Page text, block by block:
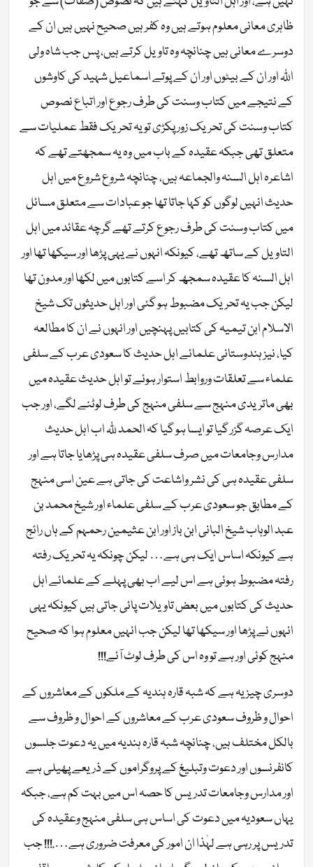
ظاہری معانی معلوم ہوتے ہیں وہ کفر ہیں صحیح نہیں ہیں ان کے
دوسرے معانی ہیں چنانچہ وہ تاویل کرتے ہیں، پس جب شاہ ولی
اللّٰہ اور ان کے بیٹوں اور ان کے پوتے اسماعیل شہید کی کاوشوں
کے نتیجے میں کتاب وسنت کی طرف رجوع اور اتباع نصوص
کتاب وسنت کی تحریک زور پکڑی تو یہ تحریک فقط عملیات سے
متعلق تھی جبکہ عقیدہ کے باب میں وہ یہ سمجھتے تھے کہ
اشاعرہ اہل السنہ والجماعہ ہیں، چنانچہ شروع شروع میں اہل
حدیث انہیں لوگوں کو کہا جاتا تھا جو عبادات سے متعلق مسائل
میں کتاب وسنت کی طرف رجوع کرتے تھے گرچہ عقائد میں اہل
التاویل کے ساتھ تھے، کیونکہ انہوں نے یہی پڑھا اور سیکھا تھا اور
اہل السنہ کا عقیدہ سمجھ کر اسے کتابوں میں لکھا اور مدون تھا
لیکن جب یہ تحریک مضبوط ہو گئی اور اہل حدیثوں تک شیخ
الاسلام ابن تیمیہ کی کتابیں پہنچیں اور انہوں نے ان کا مطالعہ
کیا، نیز ہندوستانی علمائے اہل حدیث کا سعودی عرب کے سلفی
علماء سے تعلقات وروابط استوار ہوئے تو اہل حدیث عقیدہ میں
بھی ماتریدی منہج سے سلفی منہج کی طرف لوٹنے لگے، اور جب
ایک عرصہ گزر گیا تو ایسا ہو گیا کہ الحمد للّٰہ اب اہل حدیث
مدارس وجامعات میں صرف سلفی عقیدہ ہی پڑھایا جاتا ہے اور
سلفی عقیدہ ہی کی نشر واشاعت کی جاتی ہے عین اسی منہج
کے مطابق جو سعودی عرب کے سلفی علماء اور شیخ محمد بن
عبد الوہاب شیخ البانی ابن باز اور ابن عثیمین رحمہم کے ہاں رائج
ہے کیونکہ اساس ایک ہی ہے… لیکن چونکہ یہ تحریک رفتہ
رفتہ مضبوط ہوئی ہے اس لیے اب بھی پہلے کے علمائے اہل
حدیث کی کتابوں میں بعض تاویلات پائی جاتی ہیں کیونکہ یہی
انہوں نے پڑھا اور سیکھا تھا لیکن جب انہیں معلوم ہوا کہ صحیح
منہج کوئی اور ہے تو وہ اس کی طرف لوٹ آئے!!!
دوسری چیز یہ ہے کہ شبہ قارہ ہندیہ کے ملکوں کے معاشروں کے
احوال و ظروف سعودی عرب کے معاشروں کے احوال و ظروف سے
بالکل مختلف ہیں، چنانچہ شبہ قارہ ہندیہ میں یہ دعوت جلسوں
کانفرنسوں اور دعوت وتبلیغ کے پروگراموں کے ذریعے پھیلی ہے
اور مدارس وجامعات تدریس کا حصہ اس میں بہت کم ہے، جبکہ
یہاں سعودیہ میں دعوت کی اساس ہی سلفی منہج وعقیدہ کی
تدریس پر رہی ہے لہٰذا ان امور کی معرفت ضروری ہے….!!! جب